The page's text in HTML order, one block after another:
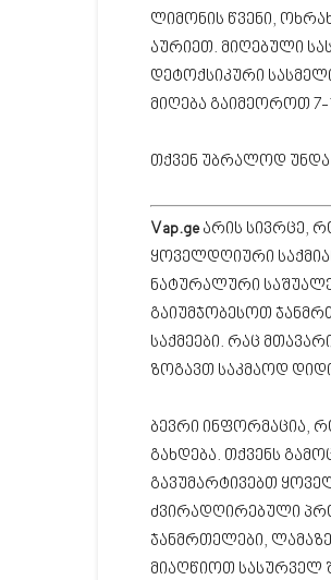
ლიმონის წვენი,
აურიეთ. მიღებული
დეტოქსიკური
მიღება გაიმეოროთ 7-
თქვენ უბრალოდ
Vap.geარის სივრცე,
ყოველდღიური
ნატურალური
გაიუმჯობესოთ
საქმეები. რაც
ზოგავთ საკმაოდ
ბევრი ინფორმაცია,
გახდება. თქვენს
გავუმარტივებთ
ძვირადღირებული
ჯანმრთელები,
მიაღწიოთ სასურველ